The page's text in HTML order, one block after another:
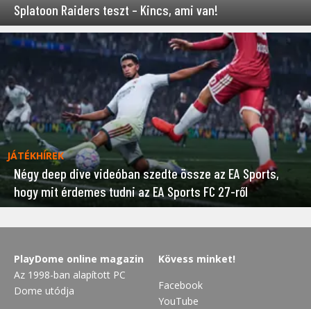
Splatoon Raiders teszt – Kincs, ami van!
JÁTÉKHÍREK
Négy deep dive videóban szedte össze az EA Sports,
hogy mit érdemes tudni az EA Sports FC 27-ről
PlayDome online magazin
Az 1998-ban alapított PC
Dome utódja
Kövess minket!
Facebook
YouTube